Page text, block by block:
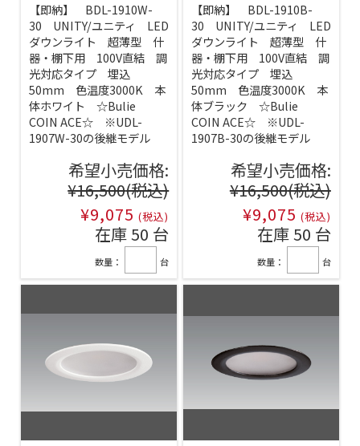
【即納】 BDL-1910W-
30 UNITY/ユニティ LED
ダウンライト 超薄型 什
器・棚下用 100V直結 調
光対応タイプ 埋込
50mm 色温度3000K 本
体ホワイト ☆Bulie
COIN ACE☆ ※UDL-
1907W-30の後継モデル
希望小売価格:
¥16,500(税込)
¥9,075 (税込)
在庫 50 台
数量： 台
【即納】 BDL-1910B-
30 UNITY/ユニティ LED
ダウンライト 超薄型 什
器・棚下用 100V直結 調
光対応タイプ 埋込
50mm 色温度3000K 本
体ブラック ☆Bulie
COIN ACE☆ ※UDL-
1907B-30の後継モデル
希望小売価格:
¥16,500(税込)
¥9,075 (税込)
在庫 50 台
数量： 台